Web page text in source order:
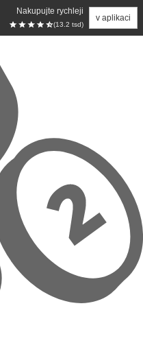
Nakupujte rychleji
(13.2 tsd)
v aplikaci